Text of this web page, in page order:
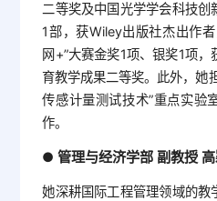
二等奖及中国光学学会科技创
1部，获Wiley出版社杰出作
网+”大赛金奖1项、银奖1项
育教学成果二等奖。此外，她
传感计量测试技术”重点实验
作。
●管理与经济学部 副教授
她深耕国际工程管理领域的教